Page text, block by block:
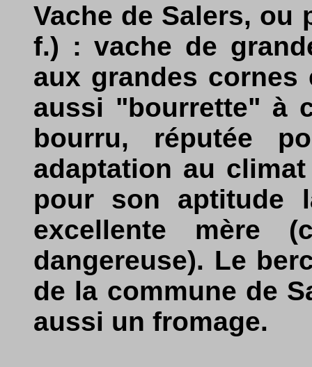
Vache de Salers, ou
f.) : vache de
aux grandes cornes
aussi "bourrette" à
bourru, réputée
adaptation au
pour son aptitude
excellente mère
dangereuse). Le
de la commune de
aussi un fromage.